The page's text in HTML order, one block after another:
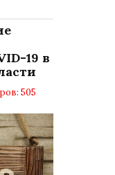
19 в
505